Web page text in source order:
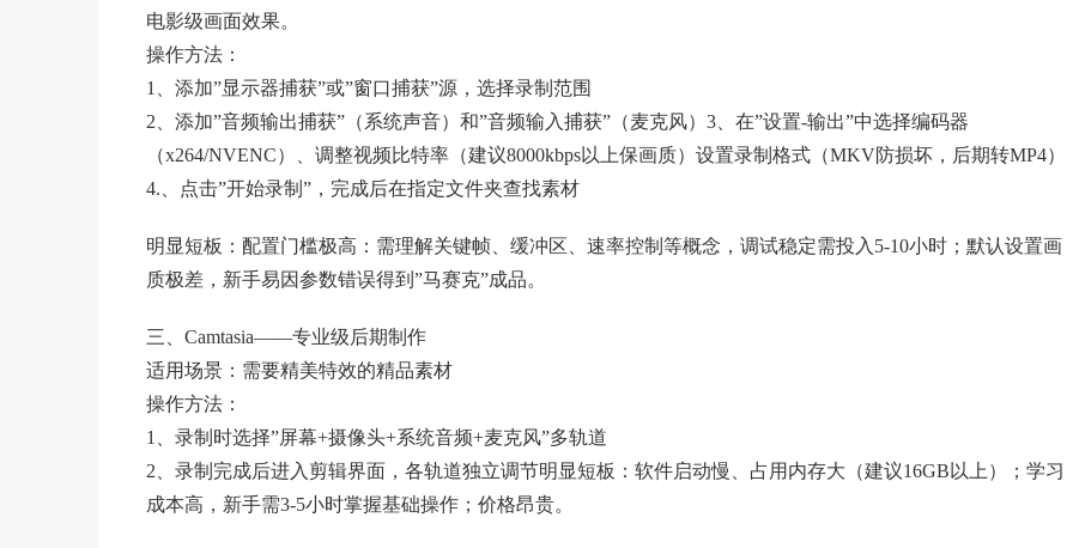
电影级画面效果。
操作方法：
1、添加”显示器捕获”或”窗口捕获”源，选择录制范围
2、添加”音频输出捕获”（系统声音）和”音频输入捕获”（麦克风） 3、在”设置-输出”中选择编码器
（x264/NVENC）、调整视频比特率（建议8000kbps以上保画质）设置录制格式（MKV防损坏，后期转MP4）
4.、点击”开始录制”，完成后在指定文件夹查找素材
明显短板：配置门槛极高：需理解关键帧、缓冲区、速率控制等概念，调试稳定需投入5-10小时；默认设置画
质极差，新手易因参数错误得到”马赛克”成品。
三、Camtasia——专业级后期制作
适用场景：需要精美特效的精品素材
操作方法：
1、录制时选择”屏幕+摄像头+系统音频+麦克风”多轨道
2、录制完成后进入剪辑界面，各轨道独立调节明显短板：软件启动慢、占用内存大（建议16GB以上）；学习
成本高，新手需3-5小时掌握基础操作；价格昂贵。